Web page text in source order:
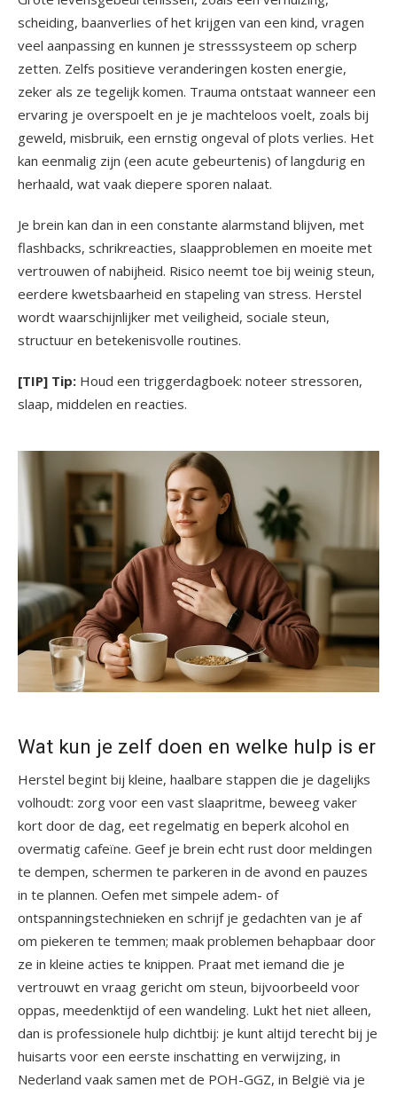
scheiding, baanverlies of het krijgen van een kind, vragen
veel aanpassing en kunnen je stresssysteem op scherp
zetten. Zelfs positieve veranderingen kosten energie,
zeker als ze tegelijk komen. Trauma ontstaat wanneer een
ervaring je overspoelt en je je machteloos voelt, zoals bij
geweld, misbruik, een ernstig ongeval of plots verlies. Het
kan eenmalig zijn (een acute gebeurtenis) of langdurig en
herhaald, wat vaak diepere sporen nalaat.
Je brein kan dan in een constante alarmstand blijven, met
flashbacks, schrikreacties, slaapproblemen en moeite met
vertrouwen of nabijheid. Risico neemt toe bij weinig steun,
eerdere kwetsbaarheid en stapeling van stress. Herstel
wordt waarschijnlijker met veiligheid, sociale steun,
structuur en betekenisvolle routines.
[TIP] Tip: Houd een triggerdagboek: noteer stressoren,
slaap, middelen en reacties.
Wat kun je zelf doen en welke hulp is er
Herstel begint bij kleine, haalbare stappen die je dagelijks
volhoudt: zorg voor een vast slaapritme, beweeg vaker
kort door de dag, eet regelmatig en beperk alcohol en
overmatig cafeïne. Geef je brein echt rust door meldingen
te dempen, schermen te parkeren in de avond en pauzes
in te plannen. Oefen met simpele adem- of
ontspanningstechnieken en schrijf je gedachten van je af
om piekeren te temmen; maak problemen behapbaar door
ze in kleine acties te knippen. Praat met iemand die je
vertrouwt en vraag gericht om steun, bijvoorbeeld voor
oppas, meedenktijd of een wandeling. Lukt het niet alleen,
dan is professionele hulp dichtbij: je kunt altijd terecht bij je
huisarts voor een eerste inschatting en verwijzing, in
Nederland vaak samen met de POH-GGZ, in België via je